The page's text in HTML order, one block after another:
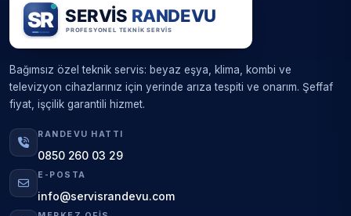
Bağımsız özel teknik servis: beyaz eşya, klima, kombi ve
televizyon cihazlarınız için yerinde arıza tespiti ve onarım. Şeffaf
fiyat, işçilik garantili hizmet.
RANDEVU HATTI
0850 260 03 29
E-POSTA
info@servisrandevu.com